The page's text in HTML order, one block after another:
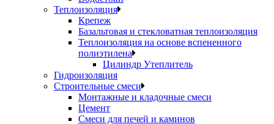
Теплоизоляция
Крепеж
Базальтовая и стекловатная теплоизоляция
Теплоизоляция на основе вспененного
полиэтилена
Цилиндр Утеплитель
Гидроизоляция
Строительные смеси
Монтажные и кладочные смеси
Цемент
Смеси для печей и каминов